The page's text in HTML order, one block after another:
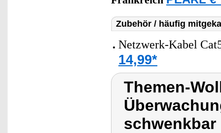
Zubehör / häufig
Netzwerk-Kabel
14,99*
Themen-
schwenkbar